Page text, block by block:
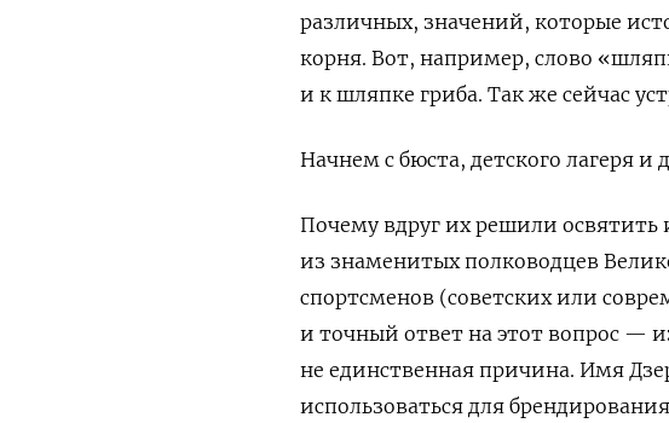
различных, значений, которые
корня. Вот, например, слово
и к шляпке гриба. Так же сейчас
Начнем с бюста, детского лагеря и
Почему вдруг их решили
из знаменитых полководцев
спортсменов (советских или
и точный ответ на этот вопрос —
не единственная причина. Имя
использоваться для